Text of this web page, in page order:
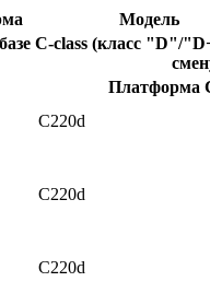
Модель
C-class (класс "D"/
Платформа
C220d
C220d
C220d